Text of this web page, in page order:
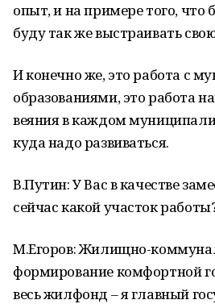
опыт, и на примере того, что
буду так же выстраивать
И конечно же, это работа с
образованиями, это работа
веяния в каждом
куда надо развиваться.
В.Путин: У Вас в качестве
сейчас какой участок
М.Егоров: Жилищно-
формирование комфортной
весь жилфонд – я главный